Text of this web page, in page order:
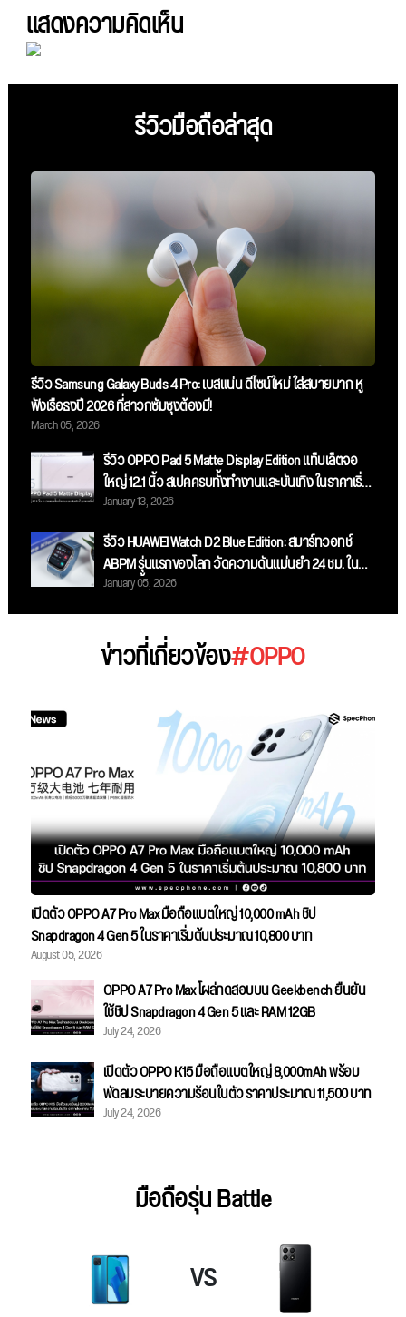
แสดงความคิดเห็น
รีวิวมือถือล่าสุด
รีวิว Samsung Galaxy Buds 4 Pro: เบสแน่น ดีไซน์ใหม่ ใส่สบายมาก หู
ฟังเรือธงปี 2026 ที่สาวกซัมซุงต้องมี!
March 05, 2026
รีวิว OPPO Pad 5 Matte Display Edition แท็บเล็ตจอ
ใหญ่ 12.1 นิ้ว สเปคครบทั้งทำงานและบันเทิง ในราคาเริ่ม
ต้น 13,999 บาท
January 13, 2026
รีวิว HUAWEI Watch D2 Blue Edition: สมาร์ทวอทช์
ABPM รุ่นแรกของโลก วัดความดันแม่นยำ 24 ชม. ใน
ดีไซน์สีน้ำเงินสุดสปอร์ต!
January 05, 2026
ข่าวที่เกี่ยวข้อง#OPPO
เปิดตัว OPPO A7 Pro Max มือถือแบตใหญ่ 10,000 mAh ชิป
Snapdragon 4 Gen 5 ในราคาเริ่มต้นประมาณ 10,800 บาท
August 05, 2026
OPPO A7 Pro Max โผล่ทดสอบบน Geekbench ยืนยัน
ใช้ชิป Snapdragon 4 Gen 5 และ RAM 12GB
July 24, 2026
เปิดตัว OPPO K15 มือถือแบตใหญ่ 8,000mAh พร้อม
พัดลมระบายความร้อนในตัว ราคาประมาณ 11,500 บาท
July 24, 2026
มือถือรุ่น Battle
VS